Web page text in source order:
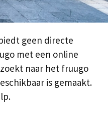
geen directe
met een online
naar het fruugo
is gemaakt.